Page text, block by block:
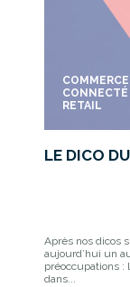
COMMERCE
CONNECTÉ
RETAIL
LE DICO
Après nos dicos
aujourd’hui un
préoccupations :
dans...